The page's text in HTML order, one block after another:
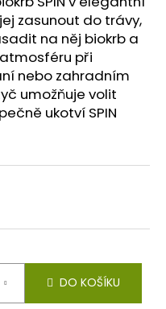
zasunout do trávy,
na něj biokrb a
při
nebo zahradním
umožňuje volit
ukotví SPIN
DO KOŠÍKU